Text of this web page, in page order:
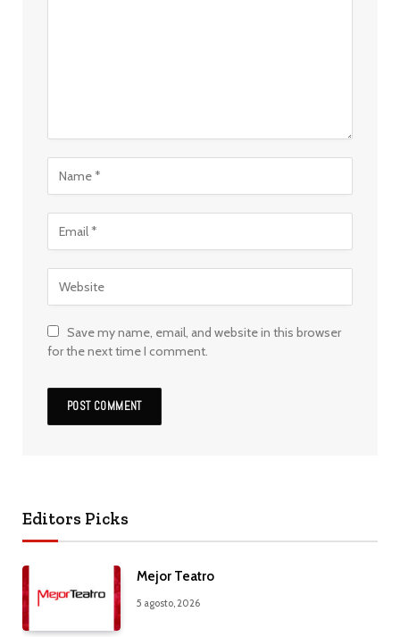
Save my name, email, and website in this browser
for the next time I comment.
Editors Picks
Mejor Teatro
5 agosto, 2026